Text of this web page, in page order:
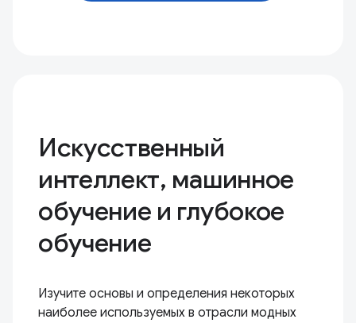
Искусственный
интеллект, машинное
обучение и глубокое
обучение
Изучите основы и определения некоторых
наиболее используемых в отрасли модных